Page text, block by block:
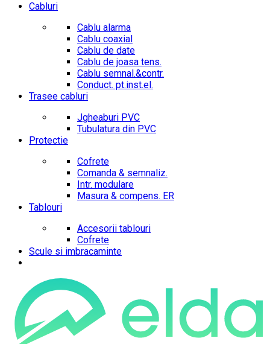
Cabluri
Cablu alarma
Cablu coaxial
Cablu de date
Cablu de joasa tens.
Cablu semnal.&contr.
Conduct. pt.inst.el.
Trasee cabluri
Jgheaburi PVC
Tubulatura din PVC
Protectie
Cofrete
Comanda & semnaliz.
Intr. modulare
Masura & compens. ER
Tablouri
Accesorii tablouri
Cofrete
Scule si imbracaminte